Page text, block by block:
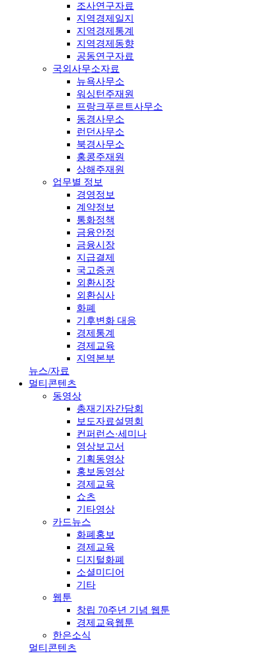
조사연구자료
지역경제일지
지역경제통계
지역경제동향
공동연구자료
국외사무소자료
뉴욕사무소
워싱턴주재원
프랑크푸르트사무소
동경사무소
런던사무소
북경사무소
홍콩주재원
상해주재원
업무별 정보
경영정보
계약정보
통화정책
금융안정
금융시장
지급결제
국고증권
외환시장
외환심사
화폐
기후변화 대응
경제통계
경제교육
지역본부
뉴스/자료
멀티콘텐츠
동영상
총재기자간담회
보도자료설명회
컨퍼런스·세미나
영상보고서
기획동영상
홍보동영상
경제교육
쇼츠
기타영상
카드뉴스
화폐홍보
경제교육
디지털화폐
소셜미디어
기타
웹툰
창립 70주년 기념 웹툰
경제교육웹툰
한은소식
멀티콘텐츠